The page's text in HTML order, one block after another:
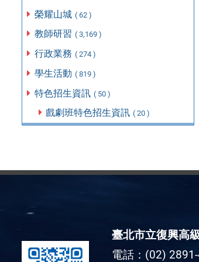
榮耀山城 ( 62 )
教師研習 ( 3,169 )
行政業務 ( 274 )
學生活動 ( 819 )
特色招生資訊 ( 50 )
戲劇班特色招生資訊 ( 20 )
臺北市立復興高
電話：(02)